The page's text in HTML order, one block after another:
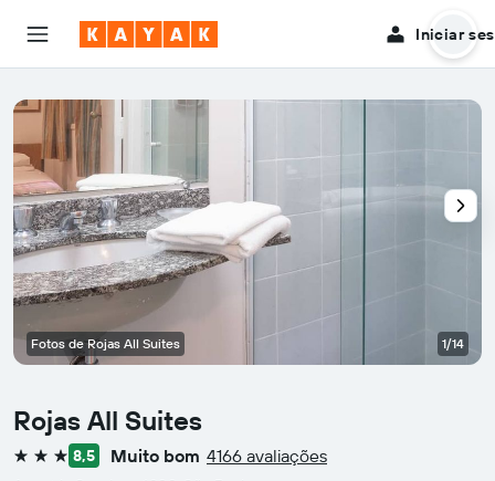
Iniciar
Rojas All Suites
3 estrelas8,5 Muito bom 4166 avaliações
Fotos de Rojas All Suites 1/14